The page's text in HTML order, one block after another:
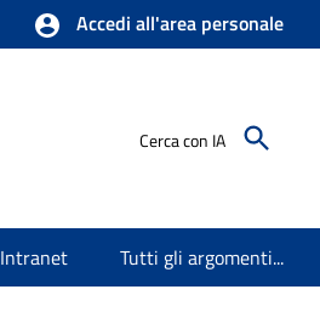
Accedi all'area personale
Cerca con IA
Intranet Tutti gli argomenti...